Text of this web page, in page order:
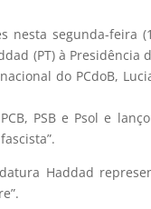
nesta segunda-feira
(PT) à Presidência
do PCdoB,
PSB e Psol e
Haddad